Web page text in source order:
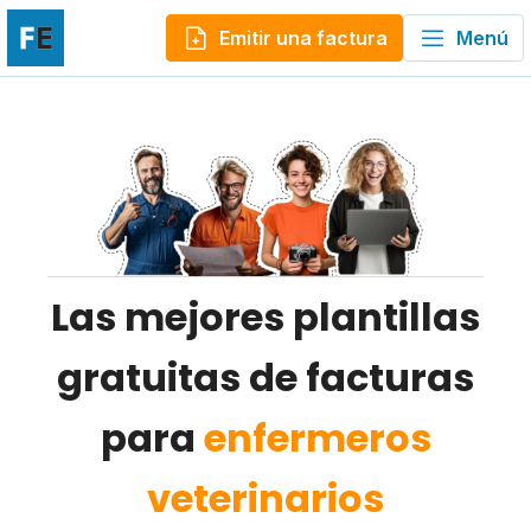
Emitir una factura Menú
Las mejores plantillas
gratuitas de facturas
para enfermeros
veterinarios